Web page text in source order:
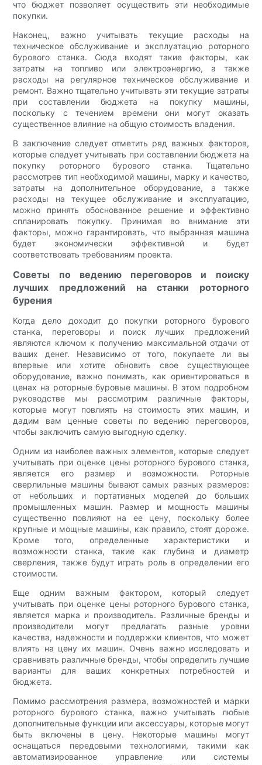
что бюджет позволяет осуществить эти необходимые
покупки.
Наконец, важно учитывать текущие расходы на
техническое обслуживание и эксплуатацию роторного
бурового станка. Сюда входят такие факторы, как
затраты на топливо или электроэнергию, а также
расходы на регулярное техническое обслуживание и
ремонт. Важно тщательно учитывать эти текущие затраты
при составлении бюджета на покупку машины,
поскольку с течением времени они могут оказать
существенное влияние на общую стоимость владения.
В заключение следует отметить ряд важных факторов,
которые следует учитывать при составлении бюджета на
покупку роторного бурового станка. Тщательно
рассмотрев тип необходимой машины, марку и качество,
затраты на дополнительное оборудование, а также
расходы на текущее обслуживание и эксплуатацию,
можно принять обоснованное решение и эффективно
спланировать покупку. Принимая во внимание эти
факторы, можно гарантировать, что выбранная машина
будет экономически эффективной и будет
соответствовать требованиям проекта.
Советы по ведению переговоров и поиску
лучших предложений на станки роторного
бурения
Когда дело доходит до покупки роторного бурового
станка, переговоры и поиск лучших предложений
являются ключом к получению максимальной отдачи от
ваших денег. Независимо от того, покупаете ли вы
впервые или хотите обновить свое существующее
оборудование, важно понимать, как ориентироваться в
ценах на роторные буровые машины. В этом подробном
руководстве мы рассмотрим различные факторы,
которые могут повлиять на стоимость этих машин, и
дадим вам ценные советы по ведению переговоров,
чтобы заключить самую выгодную сделку.
Одним из наиболее важных элементов, которые следует
учитывать при оценке цены роторного бурового станка,
является его размер и возможности. Роторные
сверлильные машины бывают самых разных размеров:
от небольших и портативных моделей до больших
промышленных машин. Размер и мощность машины
существенно повлияют на ее цену, поскольку более
крупные и мощные машины, как правило, стоят дороже.
Кроме того, определенные характеристики и
возможности станка, такие как глубина и диаметр
сверления, также будут играть роль в определении его
стоимости.
Еще одним важным фактором, который следует
учитывать при оценке цены роторного бурового станка,
является марка и производитель. Различные бренды и
производители могут предлагать разные уровни
качества, надежности и поддержки клиентов, что может
влиять на цену их машин. Очень важно исследовать и
сравнивать различные бренды, чтобы определить лучшие
варианты для ваших конкретных потребностей и
бюджета.
Помимо рассмотрения размера, возможностей и марки
роторного бурового станка, важно учитывать любые
дополнительные функции или аксессуары, которые могут
быть включены в цену. Некоторые машины могут
оснащаться передовыми технологиями, такими как
автоматизированное управление или системы